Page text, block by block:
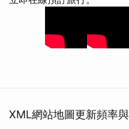
XML網站地圖更新頻率